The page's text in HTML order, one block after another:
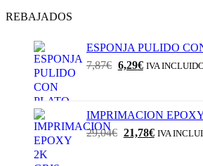
REBAJADOS
ESPONJA PULIDO
7,87€ El
7,87€.
6,29€El
6,29€.
IVA
IMPRIMACION
29,04€ El
21,78€ElIVA